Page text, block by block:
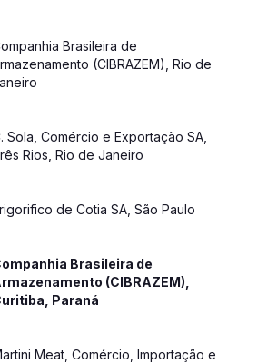
Brasileira de
(CIBRAZEM), Rio de
Sola, Comércio e Exportação SA,
Rios, Rio de Janeiro
de Cotia SA, São Paulo
Brasileira de
(CIBRAZEM),
Paraná
Meat, Comércio, Importação e